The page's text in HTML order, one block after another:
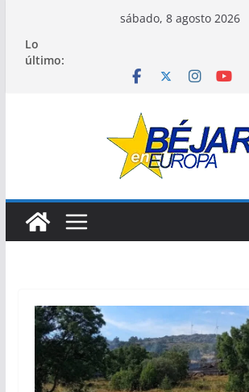
contenido
sábado, 8 agosto 2026
Lo
último: